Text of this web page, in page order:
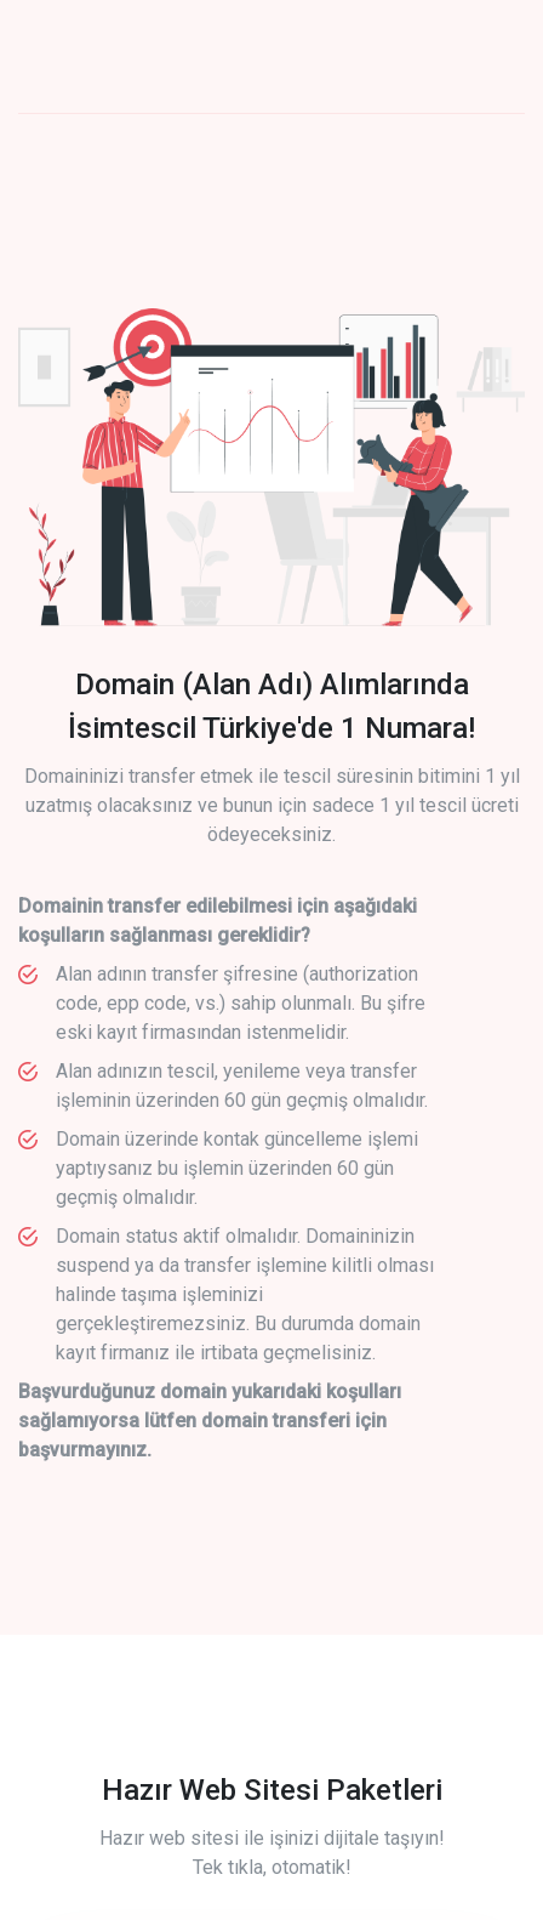
Domain (Alan Adı) Alımlarında
İsimtescil Türkiye'de 1 Numara!
Domaininizi transfer etmek ile tescil süresinin bitimini 1 yıl
uzatmış olacaksınız ve bunun için sadece 1 yıl tescil ücreti
ödeyeceksiniz.
Domainin transfer edilebilmesi için aşağıdaki
koşulların sağlanması gereklidir?
Alan adının transfer şifresine (authorization
code, epp code, vs.) sahip olunmalı. Bu şifre
eski kayıt firmasından istenmelidir.
Alan adınızın tescil, yenileme veya transfer
işleminin üzerinden 60 gün geçmiş olmalıdır.
Domain üzerinde kontak güncelleme işlemi
yaptıysanız bu işlemin üzerinden 60 gün
geçmiş olmalıdır.
Domain status aktif olmalıdır. Domaininizin
suspend ya da transfer işlemine kilitli olması
halinde taşıma işleminizi
gerçekleştiremezsiniz. Bu durumda domain
kayıt firmanız ile irtibata geçmelisiniz.
Başvurduğunuz domain yukarıdaki koşulları
sağlamıyorsa lütfen domain transferi için
başvurmayınız.
Hazır Web Sitesi Paketleri
Hazır web sitesi ile işinizi dijitale taşıyın!
Tek tıkla, otomatik!